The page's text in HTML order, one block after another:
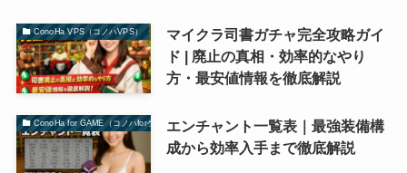
ConoHa VPS（コノハVPS）
マイクラ司書ガチャ完全攻略ガイ
ド | 廃止の真相・効率的なやり
方・最安値情報を徹底解説
ConoHa for GAME（コノハforゲーム）エンチャント一覧表｜最強装備構
成から効率入手まで徹底解説